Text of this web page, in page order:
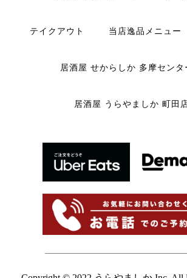
テイクアウト 当店逸品メニュー
居酒屋 せからしか 多摩センタ
居酒屋 うらやましか 町田